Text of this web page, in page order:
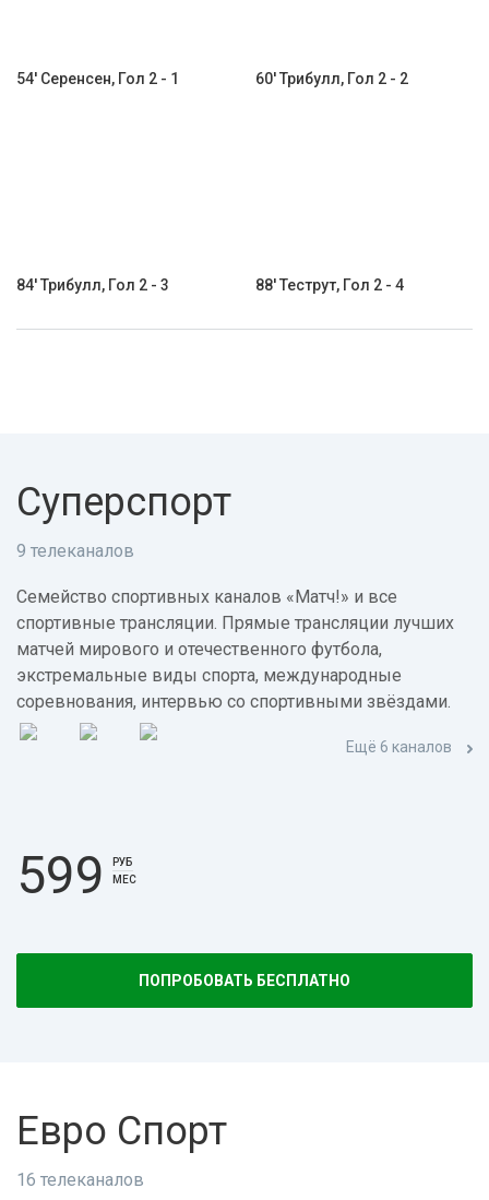
54' Серенсен, Гол 2 - 1 60' Трибулл, Гол 2 - 2
84' Трибулл, Гол 2 - 3 88' Теструт, Гол 2 - 4
Суперспорт
9 телеканалов
Семейство спортивных каналов «Матч!» и все
спортивные трансляции. Прямые трансляции лучших
матчей мирового и отечественного футбола,
экстремальные виды спорта, международные
соревнования, интервью со спортивными звёздами.
Ещё 6 каналов
599
РУБ
МЕС
ПОПРОБОВАТЬ БЕСПЛАТНО
Евро Спорт
16 телеканалов